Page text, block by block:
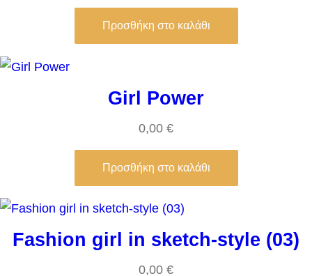
Προσθήκη στο καλάθι
Girl Power
0,00 €
Προσθήκη στο καλάθι
Fashion girl in sketch-style (03)
0,00 €